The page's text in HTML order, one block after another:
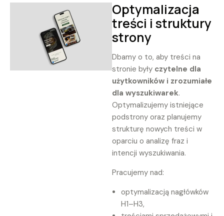
Optymalizacja
treści i struktury
strony
Dbamy o to, aby treści na
stronie były czytelne dla
użytkowników i zrozumiałe
dla wyszukiwarek.
Optymalizujemy istniejące
podstrony oraz planujemy
strukturę nowych treści w
oparciu o analizę fraz i
intencji wyszukiwania.
Pracujemy nad:
optymalizacją nagłówków
H1–H3,